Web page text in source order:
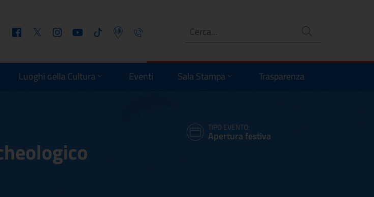
FacebookTwitter InstagramYoutube Tiktok Podcast Telefono Ricerca
Luoghi della Cultura Eventi Sala Stampa Trasparenza
TIPO EVENTO:
Apertura festiva